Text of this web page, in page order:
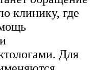
клинику, где
Для